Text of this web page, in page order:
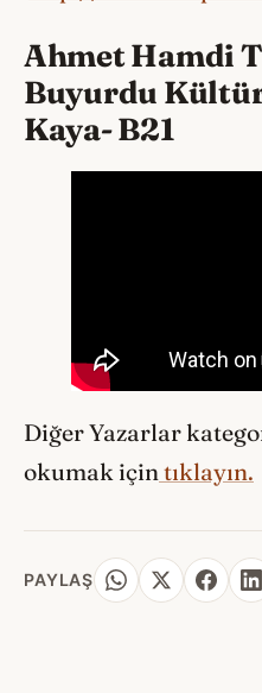
Ahmet Hamdi
Buyurdu
Kaya- B21
Diğer Yazarlar
okumak içintıklayın.
PAYLAŞ